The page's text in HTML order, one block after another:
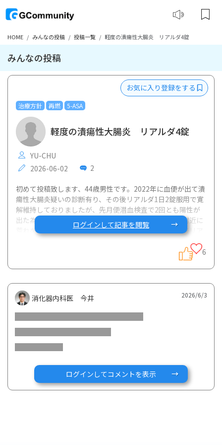
HOME みんなの投稿 投稿一覧 軽度の潰瘍性大腸炎 リアルダ4錠
みんなの投稿
治療方針 再燃 5-ASA
お気に入り登録をする
軽度の潰瘍性大腸炎 リアルダ4錠
YU-CHU
2026-06-02
2
初めて投稿致します、44歳男性です。2022年に血便が出て潰
瘍性大腸炎疑いの診断有り、その後リアルダ1日2錠服用で寛
解維持しておりましたが、先月便潜血検査で2回とも陽性が
出た為、本日大腸内視鏡検査受診、診断の結果、結腸付近に
荒れを確認、潰瘍性大腸炎再燃の初期症状との事で従来リア
ルダ1日2錠服用から1日4錠服用で変更となりました。4錠へ
変更した事により再び寛解維持出来るケースが高いのでしょ
うか？その他、症状としては一切無く日々過ごしておりま
す。しかしながら当該診断によるメンタル不調の為、相談さ
せて頂いております。
ログインして記事を閲覧
6
消化器内科医 今井 2026/6/3
ログインしてコメントを表示